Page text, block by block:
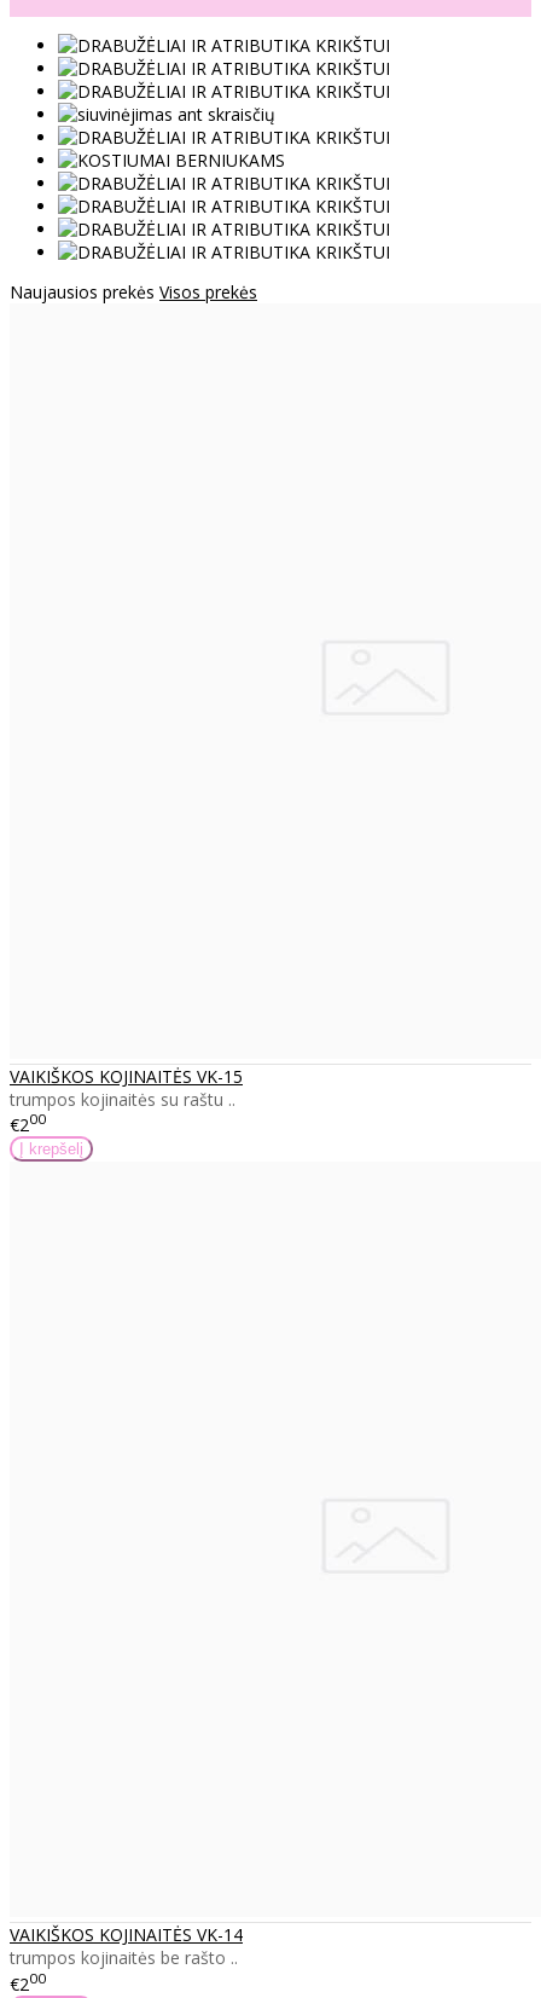
Naujausios prekės Visos prekės
VAIKIŠKOS KOJINAITĖS VK-15
trumpos kojinaitės su raštu ..
€200
VAIKIŠKOS KOJINAITĖS VK-14
trumpos kojinaitės be rašto ..
€200